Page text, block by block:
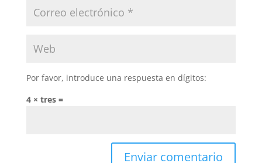
Por favor, introduce una respuesta en dígitos:
4 × tres =